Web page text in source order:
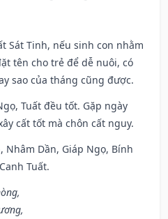
Sát Tinh, nếu sinh con nhằm
tên cho trẻ để dễ nuôi, có
sao của tháng cũng được.
Tuất đều tốt. Gặp ngày
cất tốt mà chôn cất nguy.
Nhâm Dần, Giáp Ngọ, Bính
Tuất.